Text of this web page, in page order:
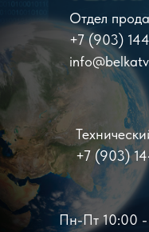
Отдел
+7 (903)
Пн-Пт 10:00 -
+7 (903)